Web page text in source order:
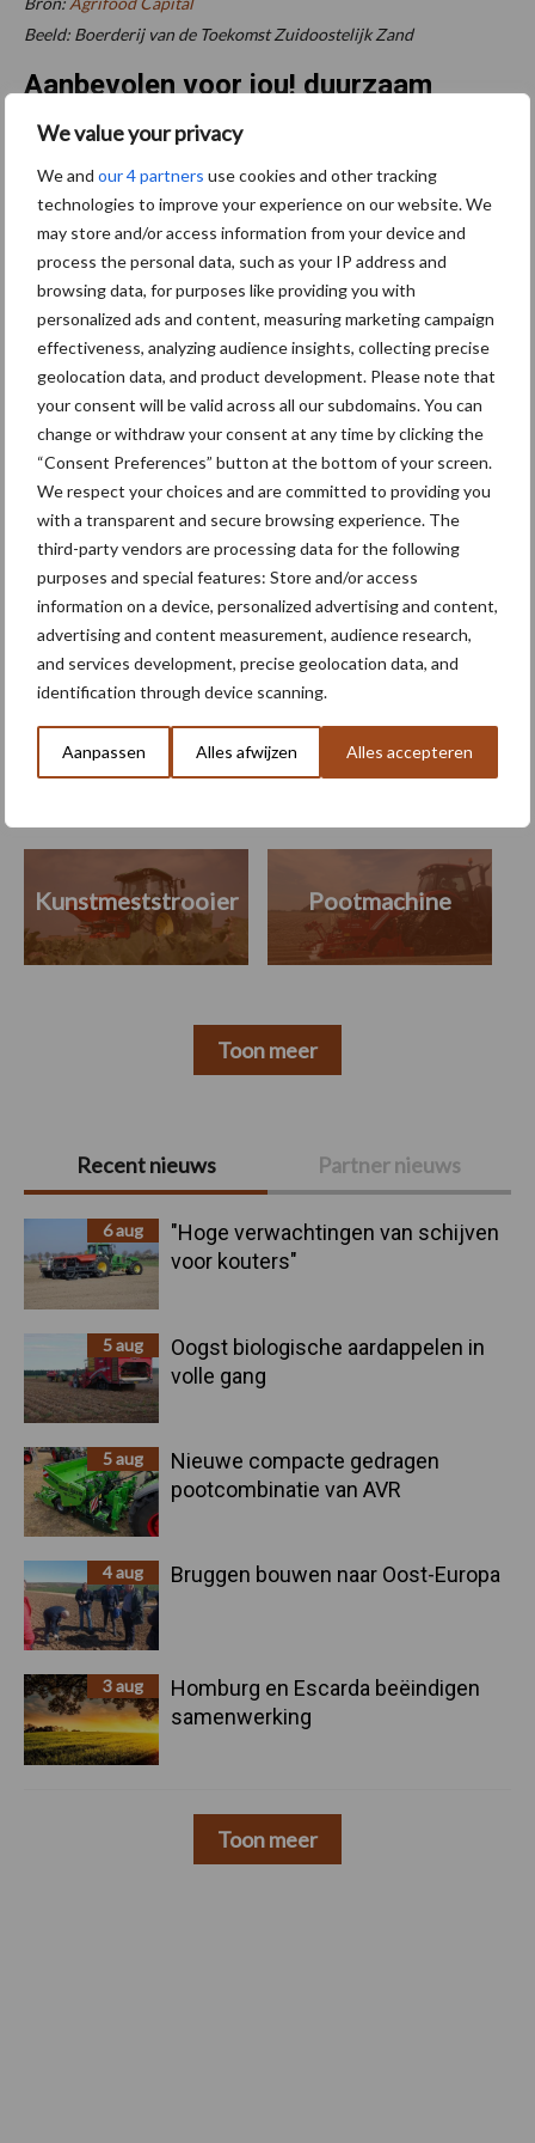
We value your privacy
We and our 4 partners use cookies and other tracking
technologies to improve your experience on our website. We
may store and/or access information from your device and
process the personal data, such as your IP address and
browsing data, for purposes like providing you with
personalized ads and content, measuring marketing campaign
effectiveness, analyzing audience insights, collecting precise
geolocation data, and product development. Please note that
your consent will be valid across all our subdomains. You can
change or withdraw your consent at any time by clicking the
“Consent Preferences” button at the bottom of your screen.
We respect your choices and are committed to providing you
with a transparent and secure browsing experience. The
third-party vendors are processing data for the following
purposes and special features: Store and/or access
information on a device, personalized advertising and content,
advertising and content measurement, audience research,
and services development, precise geolocation data, and
identification through device scanning.
Aanpassen Alles afwijzen Alles accepteren
Beeld: Boerderij van de Toekomst Zuidoostelijk Zand
Primaire
Sidebar
Recent nieuws Partner nieuws
6 aug
"Hoge verwachtingen van schijven
voor kouters"
5 aug
Oogst biologische aardappelen in
volle gang
5 aug
Nieuwe compacte gedragen
pootcombinatie van AVR
4 aug Bruggen bouwen naar Oost-Europa
3 aug
Homburg en Escarda beëindigen
samenwerking
Toon meer
Aanbevolen voor jou! duurzaam
ondernemen
Bruggen bouwen naar Oost-
Europa
Middel besparen met
precisiespuiten: “Elke
druppel op de juiste plek”
Agrarische grondprijs stijgt
in tweede kwartaal naar
108.500 euro per hectare
Themapagina's
Machines Duurzaamheid
Kunstmeststrooier Pootmachine
Toon meer